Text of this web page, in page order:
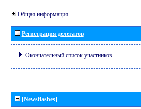
Общая информация
Регистрация делегатов
Окончательный список участников
[Newsflashes]